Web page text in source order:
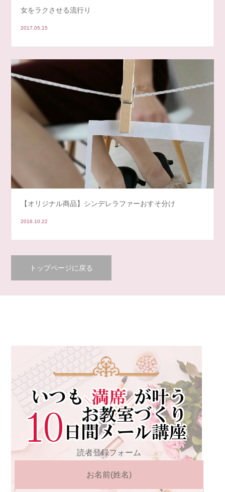
女をラクさせる流行り
2017.05.15
【オリジナル商品】シンデレラファーおすそ分け
2016.10.22
トップページに戻る
読者登録フォーム
お名前(姓名)